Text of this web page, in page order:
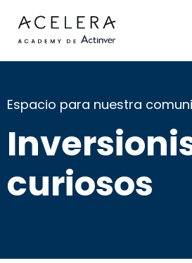
Espacio para nuestra
curiosos